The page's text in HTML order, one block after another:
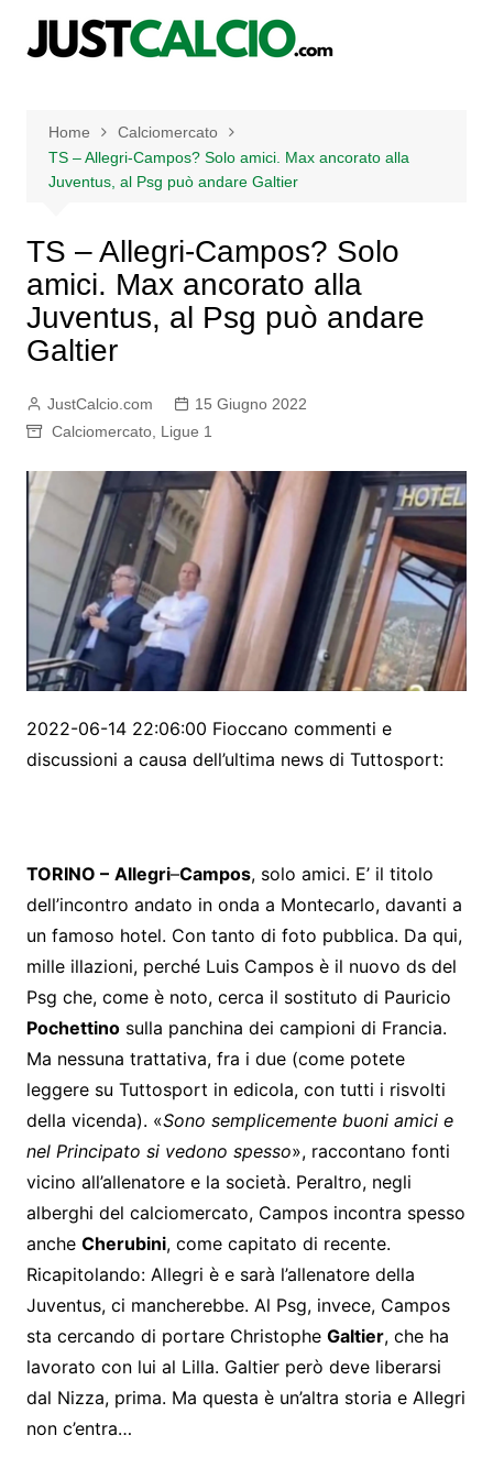
Home
Calciomercato
TS – Allegri-Campos? Solo amici. Max ancorato alla
Juventus, al Psg può andare Galtier
TS – Allegri-Campos? Solo
amici. Max ancorato alla
Juventus, al Psg può andare
Galtier
JustCalcio.com
15 Giugno 2022
Calciomercato, Ligue 1
2022-06-14 22:06:00 Fioccano commenti e
discussioni a causa dell’ultima news di Tuttosport:
TORINO – Allegri–Campos, solo amici. E’ il titolo
dell’incontro andato in onda a Montecarlo, davanti a
un famoso hotel. Con tanto di foto pubblica. Da qui,
mille illazioni, perché Luis Campos è il nuovo ds del
Psg che, come è noto, cerca il sostituto di Pauricio
Pochettinosulla panchina dei campioni di Francia.
Ma nessuna trattativa, fra i due (come potete
leggere su Tuttosport in edicola, con tutti i risvolti
della vicenda). «Sono semplicemente buoni amici e
nel Principato si vedono spesso», raccontano fonti
vicino all’allenatore e la società. Peraltro, negli
alberghi del calciomercato, Campos incontra spesso
anche Cherubini, come capitato di recente.
Ricapitolando: Allegri è e sarà l’allenatore della
Juventus, ci mancherebbe. Al Psg, invece, Campos
sta cercando di portare Christophe Galtier, che ha
lavorato con lui al Lilla. Galtier però deve liberarsi
dal Nizza, prima. Ma questa è un’altra storia e Allegri
non c’entra…